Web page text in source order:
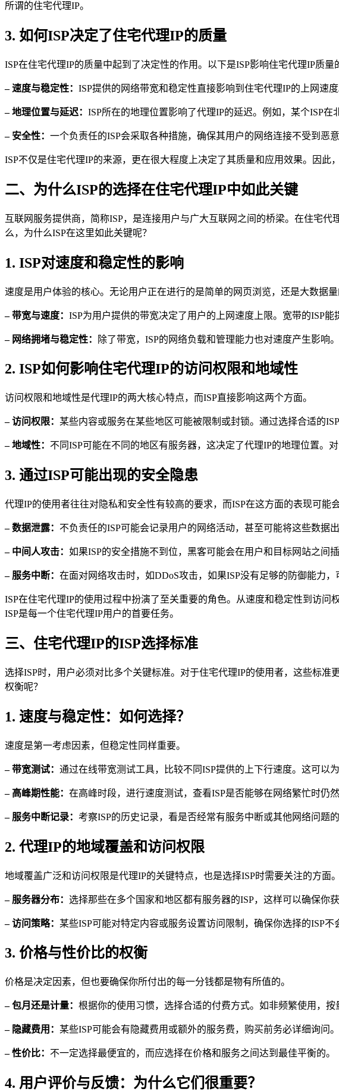
所谓的住宅代理IP。
3. 如何ISP决定了住宅代理IP的质量
ISP在住宅代理IP的质量中起到了决定性的作用。以下是ISP影响住宅代理IP质量
– 速度与稳定性： ISP提供的网络带宽和稳定性直接影响到住宅代理IP的上网速
– 地理位置与延迟： ISP所在的地理位置影响了代理IP的延迟。例如，某个ISP
– 安全性： 一个负责任的ISP会采取各种措施，确保其用户的网络连接不受到恶
ISP不仅是住宅代理IP的来源，更在很大程度上决定了其质量和应用效果。因此
二、为什么ISP的选择在住宅代理IP中如此关键
互联网服务提供商，简称ISP，是连接用户与广大互联网之间的桥梁。在住宅
么，为什么ISP在这里如此关键呢？
1. ISP对速度和稳定性的影响
速度是用户体验的核心。无论用户正在进行的是简单的网页浏览，还是大数据
– 带宽与速度： ISP为用户提供的带宽决定了用户的上网速度上限。宽带的ISP
– 网络拥堵与稳定性： 除了带宽，ISP的网络负载和管理能力也对速度产生影响
2. ISP如何影响住宅代理IP的访问权限和地域性
访问权限和地域性是代理IP的两大核心特点，而ISP直接影响这两个方面。
– 访问权限： 某些内容或服务在某些地区可能被限制或封锁。通过选择合适的
– 地域性： 不同ISP可能在不同的地区有服务器，这决定了代理IP的地理位置。
3. 通过ISP可能出现的安全隐患
代理IP的使用者往往对隐私和安全性有较高的要求，而ISP在这方面的表现可能
– 数据泄露： 不负责任的ISP可能会记录用户的网络活动，甚至可能将这些数据
– 中间人攻击： 如果ISP的安全措施不到位，黑客可能会在用户和目标网站之间
– 服务中断： 在面对网络攻击时，如DDoS攻击，如果ISP没有足够的防御能力
ISP在住宅代理IP的使用过程中扮演了至关重要的角色。从速度和稳定性到访
ISP是每一个住宅代理IP用户的首要任务。
三、住宅代理IP的ISP选择标准
选择ISP时，用户必须对比多个关键标准。对于住宅代理IP的使用者，这些标
权衡呢？
1. 速度与稳定性：如何选择？
速度是第一考虑因素，但稳定性同样重要。
– 带宽测试： 通过在线带宽测试工具，比较不同ISP提供的上下行速度。这可以
– 高峰期性能： 在高峰时段，进行速度测试，查看ISP是否能够在网络繁忙时仍然
– 服务中断记录： 考察ISP的历史记录，看是否经常有服务中断或其他网络问题的
2. 代理IP的地域覆盖和访问权限
地域覆盖广泛和访问权限是代理IP的关键特点，也是选择ISP时需要关注的方面。
– 服务器分布： 选择那些在多个国家和地区都有服务器的ISP，这样可以确保你
– 访问策略： 某些ISP可能对特定内容或服务设置访问限制，确保你选择的ISP不
3. 价格与性价比的权衡
价格是决定因素，但也要确保你所付出的每一分钱都是物有所值的。
– 包月还是计量： 根据你的使用习惯，选择合适的付费方式。如非频繁使用，按
– 隐藏费用： 某些ISP可能会有隐藏费用或额外的服务费，购买前务必详细询问。
– 性价比： 不一定选择最便宜的，而应选择在价格和服务之间达到最佳平衡的。
4. 用户评价与反馈：为什么它们很重要？